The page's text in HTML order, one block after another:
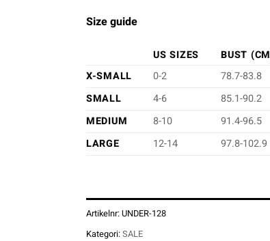
Size guide
US SIZES BUST (CM
X-SMALL
0-2 78.7-83.8
SMALL
4-6 85.1-90.2
MEDIUM
8-10 91.4-96.5
LARGE
12-14 97.8-102.9
Artikelnr:UNDER-128
Kategori:SALE